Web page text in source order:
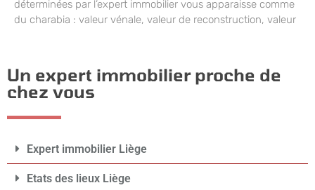
déterminées par l’expert immobilier vous apparaisse comme
du charabia : valeur vénale, valeur de reconstruction, valeur
Un expert immobilier proche de
chez vous
Expert immobilier Liège
Etats des lieux Liège